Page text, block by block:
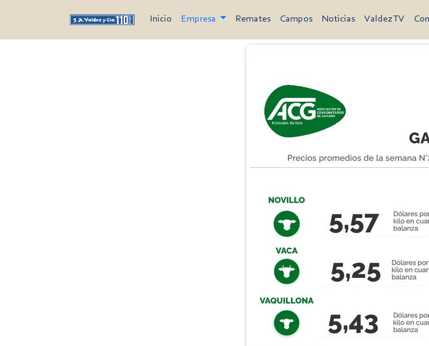
Inicio Empresa Remates Campos Noticias Valdez TV